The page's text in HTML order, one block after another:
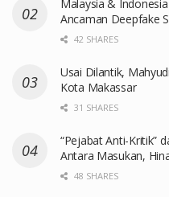
Malaysia &
Ancaman Deepfake
42 SHARES
Usai Dilantik,
Kota Makassar
31 SHARES
“Pejabat Anti-Kritik”
Antara Masukan,
48 SHARES